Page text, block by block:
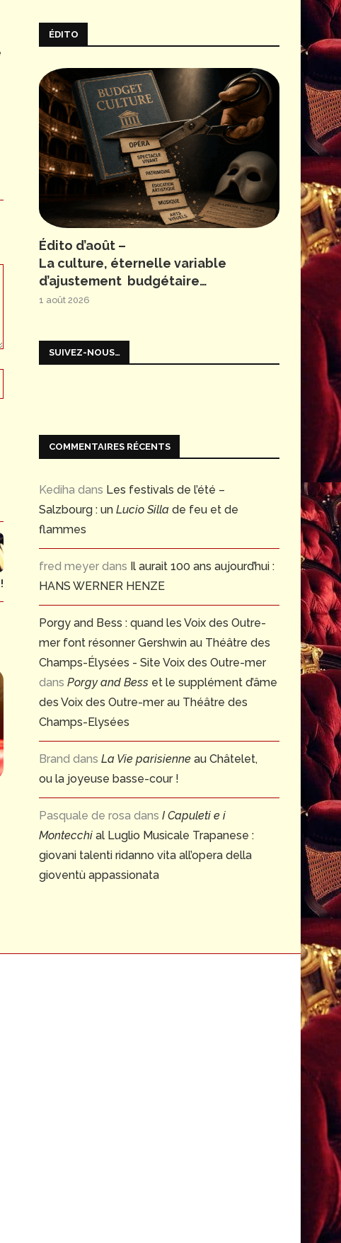
WERNER HENZE
1 juillet 2026
In memoriam – MIGNON
grande mezzo-
américaine...
30 juin 2026
ÉDITO
Édito d’août –
La culture, éternelle variable
d’ajustement budgétaire…
1 août 2026
SUIVEZ-NOUS…
COMMENTAIRES RÉCENTS
Kediha dans Les festivals de l’été –
Salzbourg : un Lucio Silla de feu et de
flammes
fred meyer dans Il aurait 100 ans aujourd’hui :
HANS WERNER HENZE
Porgy and Bess : quand les Voix des Outre-
mer font résonner Gershwin au Théâtre des
Champs-Élysées - Site Voix des Outre-mer
dans Porgy and Bess et le supplément d’âme
des Voix des Outre-mer au Théâtre des
Champs-Elysées
Brand dans La Vie parisienne au Châtelet,
ou la joyeuse basse-cour !
Pasquale de rosa dans I Capuleti e i
Montecchi al Luglio Musicale Trapanese :
giovani talenti ridanno vita all’opera della
gioventù appassionata